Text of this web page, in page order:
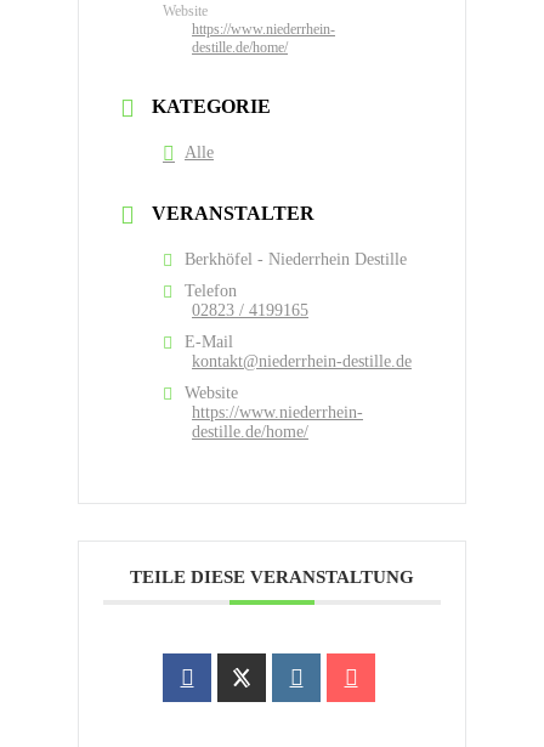
Website
https://www.niederrhein-
destille.de/home/
KATEGORIE
Alle
VERANSTALTER
Berkhöfel - Niederrhein Destille
Telefon
02823 / 4199165
E-Mail
kontakt@niederrhein-destille.de
Website
https://www.niederrhein-
destille.de/home/
TEILE DIESE VERANSTALTUNG